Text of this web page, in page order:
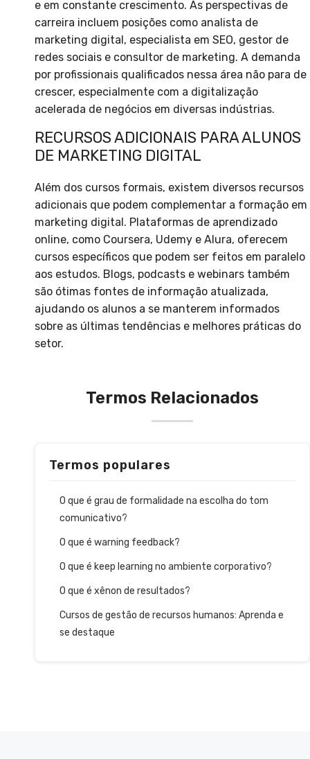
e em constante crescimento. As perspectivas de
carreira incluem posições como analista de
marketing digital, especialista em SEO, gestor de
redes sociais e consultor de marketing. A demanda
por profissionais qualificados nessa área não para de
crescer, especialmente com a digitalização
acelerada de negócios em diversas indústrias.
RECURSOS ADICIONAIS PARA ALUNOS
DE MARKETING DIGITAL
Além dos cursos formais, existem diversos recursos
adicionais que podem complementar a formação em
marketing digital. Plataformas de aprendizado
online, como Coursera, Udemy e Alura, oferecem
cursos específicos que podem ser feitos em paralelo
aos estudos. Blogs, podcasts e webinars também
são ótimas fontes de informação atualizada,
ajudando os alunos a se manterem informados
sobre as últimas tendências e melhores práticas do
setor.
Termos Relacionados
Termos populares
O que é grau de formalidade na escolha do tom
comunicativo?
O que é warning feedback?
O que é keep learning no ambiente corporativo?
O que é xênon de resultados?
Cursos de gestão de recursos humanos: Aprenda e
se destaque